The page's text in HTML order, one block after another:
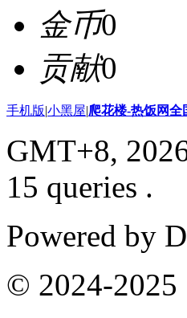
金币0
贡献0
手机版|小黑屋|爬花楼-热饭网
GMT+8,
15 queries .
Powered by
© 2024-2025